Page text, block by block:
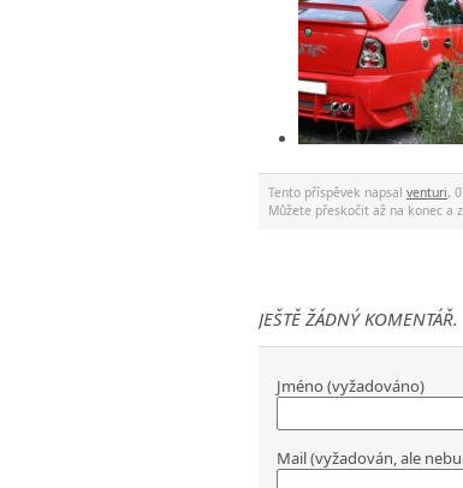
Tento příspěvek napsal venturi,
Můžete přeskočit až na konec a
JEŠTĚ ŽÁDNÝ KOMENTÁŘ.
Jméno (vyžadováno)
Mail (vyžadován, ale